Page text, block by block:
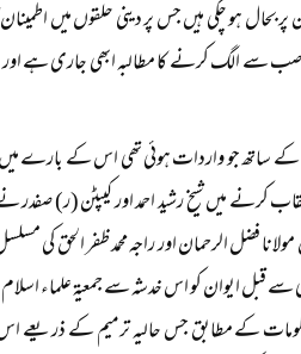
بحال ہو چکی ہیں جس پر دینی حلقوں میں
سے الگ کرنے کا مطالبہ ابھی جاری ہے
کے ساتھ جو واردات ہوئی تھی اس کے بارے
میں شیخ رشید احمد اور کیپٹن (ر) صفدر
فضل الرحمان اور راجہ محمد ظفر الحق کی
قبل ایوان کو اس خدشہ سے جمعیۃ علماء اسلام
کے مطابق جس حالیہ ترمیم کے ذریعے